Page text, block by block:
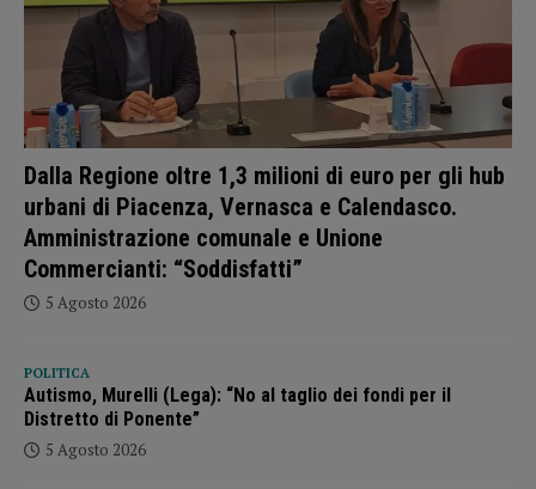
Dalla Regione oltre 1,3 milioni di euro per gli hub
urbani di Piacenza, Vernasca e Calendasco.
Amministrazione comunale e Unione
Commercianti: “Soddisfatti”
5 Agosto 2026
POLITICA
Autismo, Murelli (Lega): “No al taglio dei fondi per il
Distretto di Ponente”
5 Agosto 2026